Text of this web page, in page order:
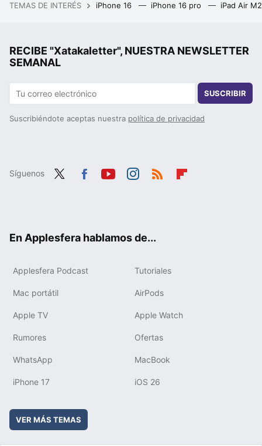
TEMAS DE INTERÉS iPhone 16 iPhone 16 pro iPad Air
RECIBE "Xatakaletter", NUESTRA NEWSLETTER
SEMANAL
SUSCRIBIR
Suscribiéndote aceptas nuestra política de privacidad
Síguenos
En Applesfera hablamos de...
Applesfera Podcast Tutoriales
Mac portátil AirPods
Apple TV Apple Watch
Rumores Ofertas
WhatsApp MacBook
iPhone 17 iOS 26
VER MÁS TEMAS